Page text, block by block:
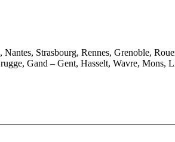
Strasbourg, Rennes, Grenoble,
Gand – Gent, Hasselt, Wavre, Mons,